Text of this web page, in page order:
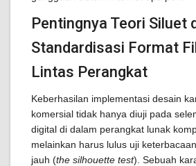
Pentingnya Teori Siluet
Standardisasi Format
Lintas Perangkat
Keberhasilan implementasi desain
komersial tidak hanya diuji pada
digital di dalam perangkat lunak
melainkan harus lulus uji
jauh (the silhouette test). Sebuah